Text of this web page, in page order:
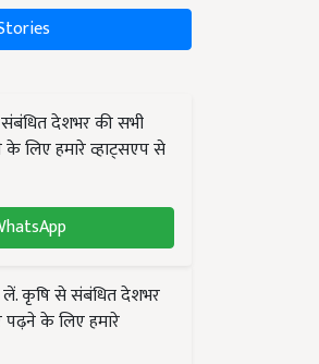
देशभर की सभी
लिए हमारे व्हाट्सएप से
लें. कृषि से संबंधित देशभर
के लिए हमारे